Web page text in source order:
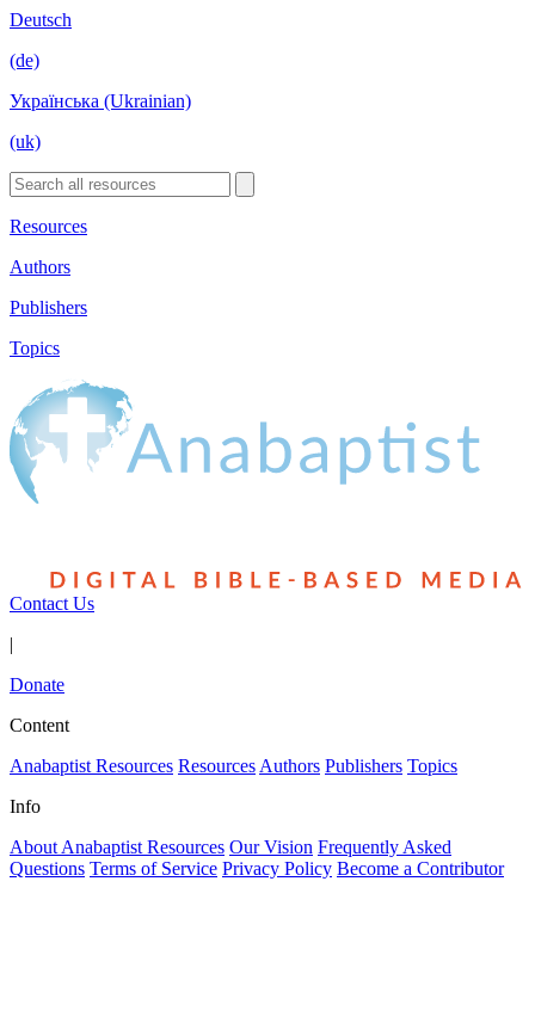
Deutsch
(de)
Українська (Ukrainian)
(uk)
Resources
Authors
Publishers
Topics
Contact Us
|
Donate
Content
Anabaptist Resources Resources Authors Publishers Topics
Info
About Anabaptist Resources Our Vision Frequently Asked
Questions Terms of Service Privacy Policy Become a Contributor